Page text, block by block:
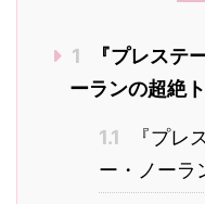
1
『プレステ
ーランの超絶ト
1.1
『プレ
ー・ノーラ